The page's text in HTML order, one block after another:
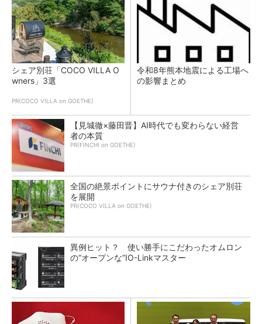
シェア別荘「COCO VILLA O
wners」3選
PR(COCO VILLA on GOETHE)
令和8年熊本地震による工場へ
の影響まとめ
【見城徹×藤田晋】AI時代でも変わらない経営
者の本質
PR(FINCHI on GOETHE)
全国の絶景ポイントにサウナ付きのシェア別荘
を展開
PR(COCO VILLA on GOETHE)
異例ヒット？ 使い勝手にこだわったオムロン
の“オープンな”IO-Linkマスター